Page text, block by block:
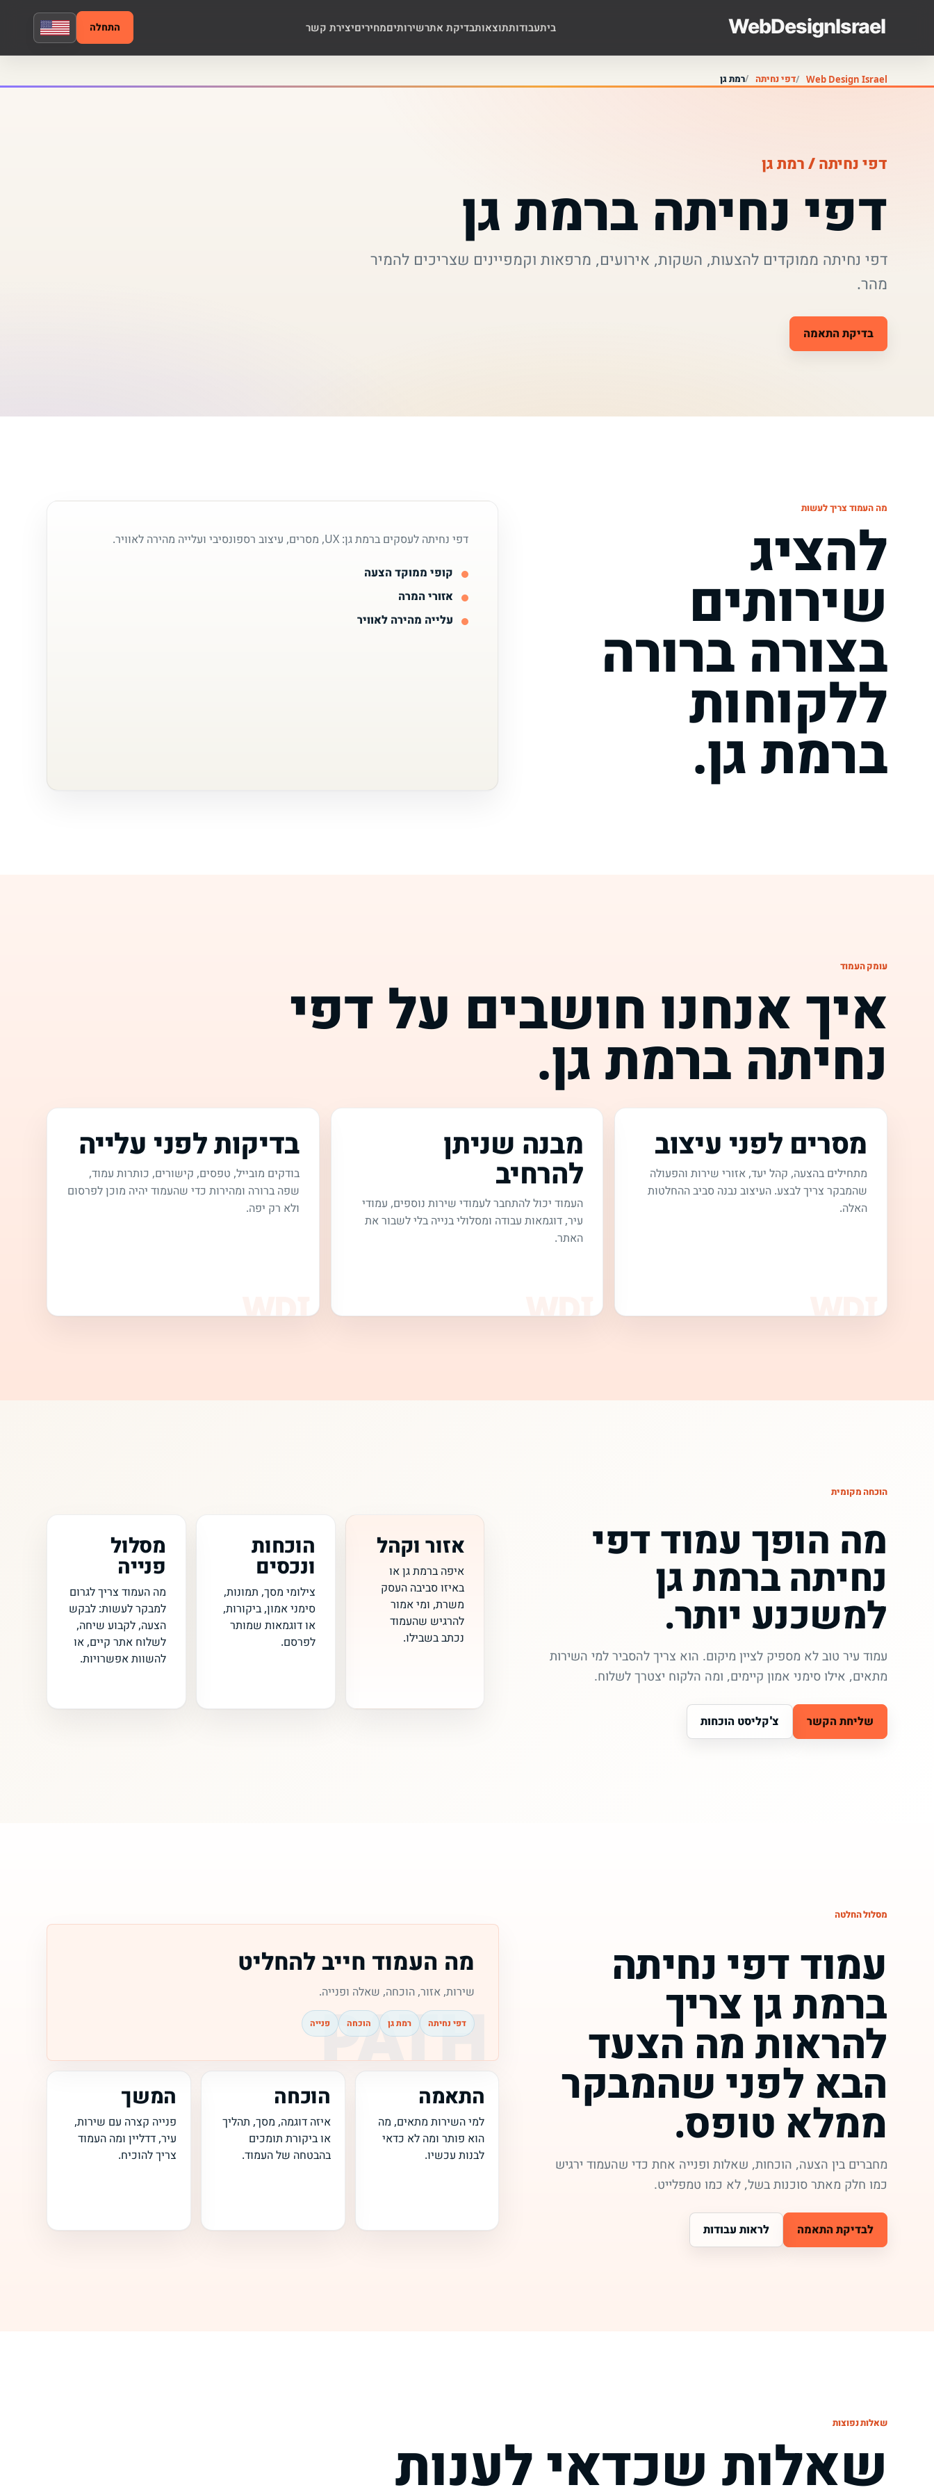
ביתעבודותתוצאותבדיקת אתרשירותיםמחיריםיצירת קשר התחלה
Web Design Israel דפי נחיתה רמת גן
דפי נחיתה / רמת גן
דפי נחיתה ברמת גן
דפי נחיתה ממוקדים להצעות, השקות, אירועים, מרפאות וקמפיינים שצריכים להמיר
מהר.
בדיקת התאמה
מה העמוד צריך לעשות
להציג
שירותים
בצורה ברורה
ללקוחות
ברמת גן.
דפי נחיתה לעסקים ברמת גן: UX, מסרים, עיצוב רספונסיבי ועלייה מהירה לאוויר.
קופי ממוקד הצעה
אזורי המרה
עלייה מהירה לאוויר
עומק העמוד
איך אנחנו חושבים על דפי
נחיתה ברמת גן.
מסרים לפני עיצוב
מתחילים בהצעה, קהל יעד, אזורי שירות והפעולה
שהמבקר צריך לבצע. העיצוב נבנה סביב ההחלטות
האלה.
מבנה שניתן
להרחיב
העמוד יכול להתחבר לעמודי שירות נוספים, עמודי
עיר, דוגמאות עבודה ומסלולי בנייה בלי לשבור את
האתר.
בדיקות לפני עלייה
בודקים מובייל, טפסים, קישורים, כותרות עמוד,
שפה ברורה ומהירות כדי שהעמוד יהיה מוכן לפרסום
ולא רק יפה.
הוכחה מקומית
מה הופך עמוד דפי
נחיתה ברמת גן
למשכנע יותר.
עמוד עיר טוב לא מספיק לציין מיקום. הוא צריך להסביר למי השירות
מתאים, אילו סימני אמון קיימים, ומה הלקוח יצטרך לשלוח.
שליחת הקשר צ'קליסט הוכחות
אזור וקהל
איפה ברמת גן או
באיזו סביבה העסק
משרת, ומי אמור
להרגיש שהעמוד
נכתב בשבילו.
הוכחות
ונכסים
צילומי מסך, תמונות,
סימני אמון, ביקורות,
או דוגמאות שמותר
לפרסם.
מסלול
פנייה
מה העמוד צריך לגרום
למבקר לעשות: לבקש
הצעה, לקבוע שיחה,
לשלוח אתר קיים, או
להשוות אפשרויות.
מסלול החלטה
עמוד דפי נחיתה
ברמת גן צריך
להראות מה הצעד
הבא לפני שהמבקר
ממלא טופס.
מחברים בין הצעה, הוכחות, שאלות ופנייה אחת כדי שהעמוד ירגיש
כמו חלק מאתר סוכנות בשל, לא כמו טמפלייט.
לבדיקת התאמה לראות עבודות
מה העמוד חייב להחליט
שירות, אזור, הוכחה, שאלה ופנייה.
דפי נחיתה רמת גן הוכחה פנייה
התאמה
למי השירות מתאים, מה
הוא פותר ומה לא כדאי
לבנות עכשיו.
הוכחה
איזה דוגמה, מסך, תהליך
או ביקורת תומכים
בהבטחה של העמוד.
המשך
פנייה קצרה עם שירות,
עיר, דדליין ומה העמוד
צריך להוכיח.
שאלות נפוצות
שאלות שכדאי לענות